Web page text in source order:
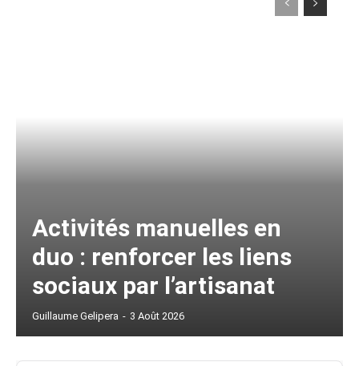
Activités manuelles en
duo : renforcer les liens
sociaux par l’artisanat
Guillaume Gelipera - 3 Août 2026